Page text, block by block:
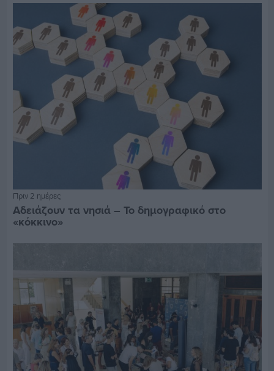
Πριν 2 ημέρες
Αδειάζουν τα νησιά – Το δημογραφικό στο
«κόκκινο»